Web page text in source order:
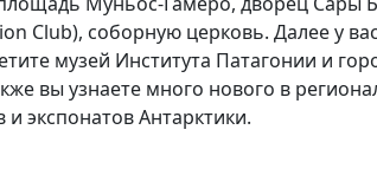
Club), соборную церковь. Далее у
музей Института Патагонии и
вы узнаете много нового в
экспонатов Антарктики.